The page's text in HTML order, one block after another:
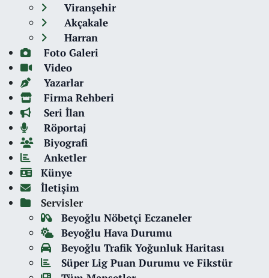
Viranşehir
Akçakale
Harran
Foto Galeri
Video
Yazarlar
Firma Rehberi
Seri İlan
Röportaj
Biyografi
Anketler
Künye
İletişim
Servisler
Beyoğlu Nöbetçi Eczaneler
Beyoğlu Hava Durumu
Beyoğlu Trafik Yoğunluk Haritası
Süper Lig Puan Durumu ve Fikstür